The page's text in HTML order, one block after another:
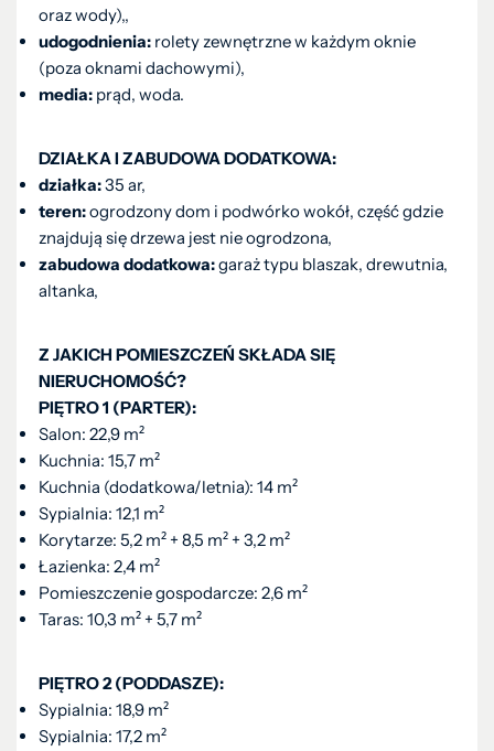
oraz wody),,
udogodnienia: rolety zewnętrzne w każdym oknie
(poza oknami dachowymi),
media: prąd, woda.
DZIAŁKA I ZABUDOWA DODATKOWA:
działka:35 ar,
teren:ogrodzony dom i podwórko wokół, część gdzie
znajdują się drzewa jest nie ogrodzona,
zabudowa dodatkowa:garaż typu blaszak, drewutnia,
altanka,
Z JAKICH POMIESZCZEŃ SKŁADA SIĘ
NIERUCHOMOŚĆ?
PIĘTRO 1 (PARTER):
Salon: 22,9 m²
Kuchnia: 15,7 m²
Kuchnia (dodatkowa/letnia): 14 m²
Sypialnia: 12,1 m²
Korytarze: 5,2 m² + 8,5 m² + 3,2 m²
Łazienka: 2,4 m²
Pomieszczenie gospodarcze: 2,6 m²
Taras: 10,3 m² + 5,7 m²
PIĘTRO 2 (PODDASZE):
Sypialnia: 18,9 m²
Sypialnia: 17,2 m²